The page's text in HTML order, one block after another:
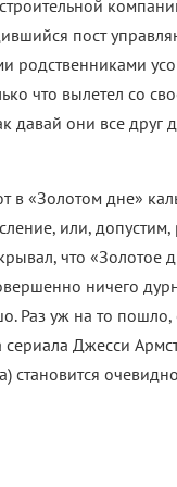
пост
родственниками
что вылетел со
давай они все друг
в «Золотом дне»
или,
что «Золотое
ничего
Раз уж на то
Джесси
становится